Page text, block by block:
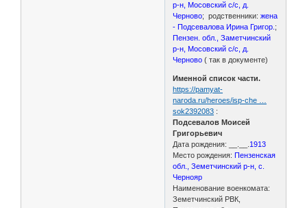
р-н, Мосовский с/с, д.
Черново; родственники:жена
- Подсевалова Ирина Григор.;
Пензен. обл., Заметчинский
р-н, Мосовский с/с, д.
Черново ( так в документе)
Именной список части.
https://pamyat-
naroda.ru/heroes/isp-che …
sok2392083 :
Подсевалов Моисей
Григорьевич
Дата рождения: __.__.1913
Место рождения: Пензенская
обл., Земетчинский р-н, с.
Чернояр
Наименование военкомата:
Земетчинский РВК,